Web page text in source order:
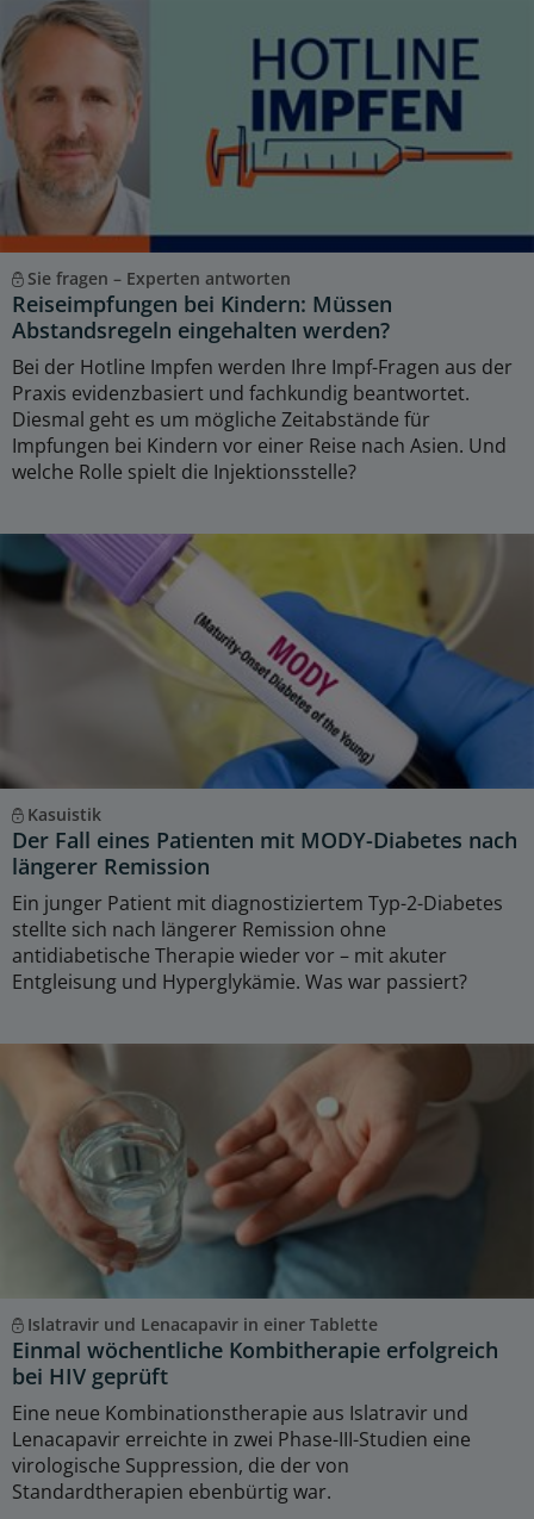
Sie fragen – Experten antworten
Reiseimpfungen bei Kindern: Müssen
Abstandsregeln eingehalten werden?
Bei der Hotline Impfen werden Ihre Impf-Fragen aus der
Praxis evidenzbasiert und fachkundig beantwortet.
Diesmal geht es um mögliche Zeitabstände für
Impfungen bei Kindern vor einer Reise nach Asien. Und
welche Rolle spielt die Injektionsstelle?
Kasuistik
Der Fall eines Patienten mit MODY-Diabetes nach
längerer Remission
Ein junger Patient mit diagnostiziertem Typ-2-Diabetes
stellte sich nach längerer Remission ohne
antidiabetische Therapie wieder vor – mit akuter
Entgleisung und Hyperglykämie. Was war passiert?
Islatravir und Lenacapavir in einer Tablette
Einmal wöchentliche Kombitherapie erfolgreich
bei HIV geprüft
Eine neue Kombinationstherapie aus Islatravir und
Lenacapavir erreichte in zwei Phase-III-Studien eine
virologische Suppression, die der von
Standardtherapien ebenbürtig war.